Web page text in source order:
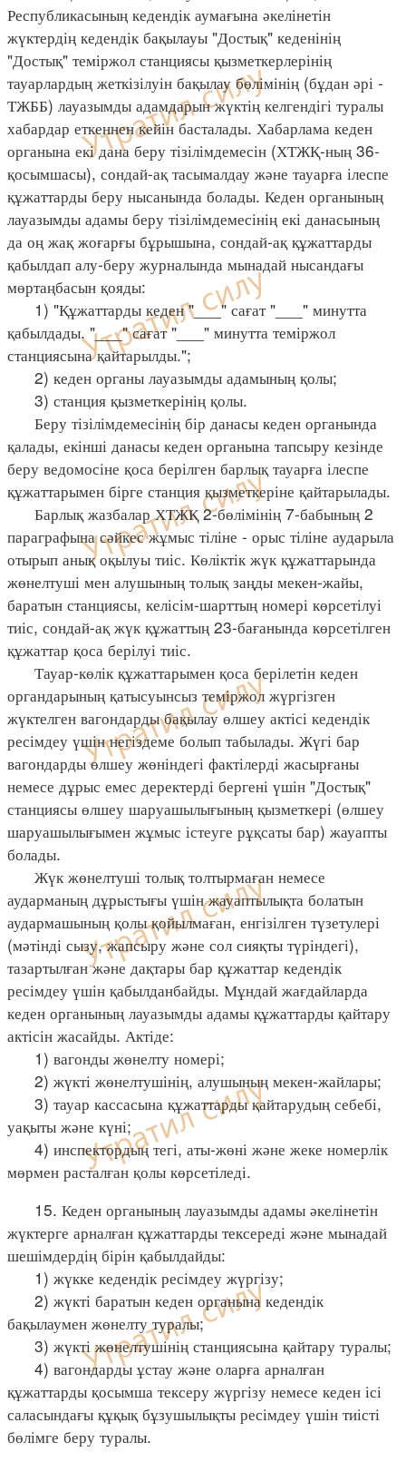
Республикасының кедендік аумағына әкелінетін
жүктердің кедендік бақылауы "Достық" кеденінің
"Достық" теміржол станциясы қызметкерлерінің
тауарлардың жеткізілуін бақылау бөлімінің (бұдан әрі -
ТЖББ) лауазымды адамдарын жүктің келгендігі туралы
хабардар еткеннен кейін басталады. Хабарлама кеден
органына екі дана беру тізілімдемесін (ХТЖҚ-ның 36-
қосымшасы), сондай-ақ тасымалдау және тауарға ілеспе
құжаттарды беру нысанында болады. Кеден органының
лауазымды адамы беру тізілімдемесінің екі данасының
да оң жақ жоғарғы бұрышына, сондай-ақ құжаттарды
қабылдап алу-беру журналында мынадай нысандағы
мөртаңбасын қояды:
1) "Құжаттарды кеден "___" сағат "___" минутта
қабылдады. "___" сағат "___" минутта теміржол
станциясына қайтарылды.";
2) кеден органы лауазымды адамының қолы;
3) станция қызметкерінің қолы.
Беру тізілімдемесінің бір данасы кеден органында
қалады, екінші данасы кеден органына тапсыру кезінде
беру ведомосіне қоса берілген барлық тауарға ілеспе
құжаттарымен бірге станция қызметкеріне қайтарылады.
Барлық жазбалар ХТЖҚ 2-бөлімінің 7-бабының 2
параграфына сәйкес жұмыс тіліне - орыс тіліне аударыла
отырып анық оқылуы тиіс. Көліктік жүк құжаттарында
жөнелтуші мен алушының толық заңды мекен-жайы,
баратын станциясы, келісім-шарттың номері көрсетілуі
тиіс, сондай-ақ жүк құжаттың 23-бағанында көрсетілген
құжаттар қоса берілуі тиіс.
Тауар-көлік құжаттарымен қоса берілетін кеден
органдарының қатысуынсыз теміржол жүргізген
жүктелген вагондарды бақылау өлшеу актісі кедендік
ресімдеу үшін негіздеме болып табылады. Жүгі бар
вагондарды өлшеу жөніндегі фактілерді жасырғаны
немесе дұрыс емес деректерді бергені үшін "Достық"
станциясы өлшеу шаруашылығының қызметкері (өлшеу
шаруашылығымен жұмыс істеуге рұқсаты бар) жауапты
болады.
Жүк жөнелтуші толық толтырмаған немесе
аударманың дұрыстығы үшін жауаптылықта болатын
аудармашының қолы қойылмаған, енгізілген түзетулері
(мәтінді сызу, жапсыру және сол сияқты түріндегі),
тазартылған және дақтары бар құжаттар кедендік
ресімдеу үшін қабылданбайды. Мұндай жағдайларда
кеден органының лауазымды адамы құжаттарды қайтару
актісін жасайды. Актіде:
1) вагонды жөнелту номері;
2) жүкті жөнелтушінің, алушының мекен-жайлары;
3) тауар кассасына құжаттарды қайтарудың себебі,
уақыты және күні;
4) инспектордың тегі, аты-жөні және жеке номерлік
мөрмен расталған қолы көрсетіледі.
15. Кеден органының лауазымды адамы әкелінетін
жүктерге арналған құжаттарды тексереді және мынадай
шешімдердің бірін қабылдайды:
1) жүкке кедендік ресімдеу жүргізу;
2) жүкті баратын кеден органына кедендік
бақылаумен жөнелту туралы;
3) жүкті жөнелтушінің станциясына қайтару туралы;
4) вагондарды ұстау және оларға арналған
құжаттарды қосымша тексеру жүргізу немесе кеден ісі
саласындағы құқық бұзушылықты ресімдеу үшін тиісті
бөлімге беру туралы.